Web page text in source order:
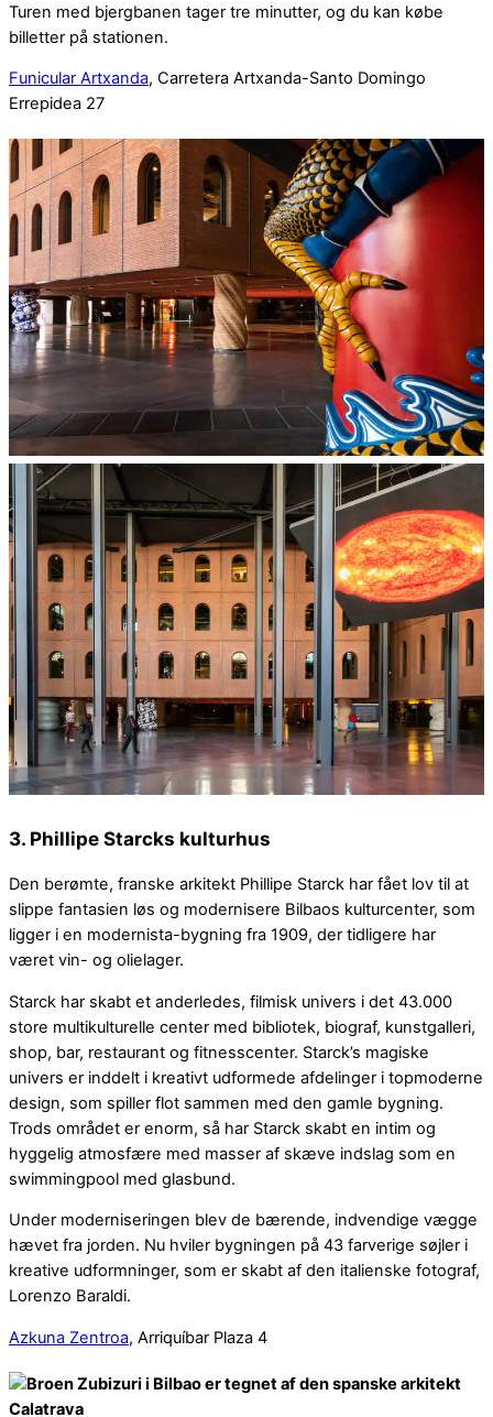
Turen med bjergbanen tager tre minutter, og du kan købe
billetter på stationen.
Funicular Artxanda, Carretera Artxanda-Santo Domingo
Errepidea 27
3. Phillipe Starcks kulturhus
Den berømte, franske arkitekt Phillipe Starck har fået lov til at
slippe fantasien løs og modernisere Bilbaos kulturcenter, som
ligger i en modernista-bygning fra 1909, der tidligere har
været vin- og olielager.
Starck har skabt et anderledes, filmisk univers i det 43.000
store multikulturelle center med bibliotek, biograf, kunstgalleri,
shop, bar, restaurant og fitnesscenter. Starck’s magiske
univers er inddelt i kreativt udformede afdelinger i topmoderne
design, som spiller flot sammen med den gamle bygning.
Trods området er enorm, så har Starck skabt en intim og
hyggelig atmosfære med masser af skæve indslag som en
swimmingpool med glasbund.
Under moderniseringen blev de bærende, indvendige vægge
hævet fra jorden. Nu hviler bygningen på 43 farverige søjler i
kreative udformninger, som er skabt af den italienske fotograf,
Lorenzo Baraldi.
Azkuna Zentroa, Arriquíbar Plaza 4